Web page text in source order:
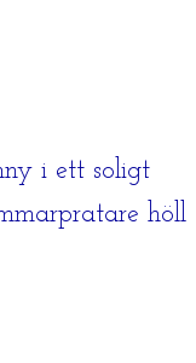
i ett soligt
höll